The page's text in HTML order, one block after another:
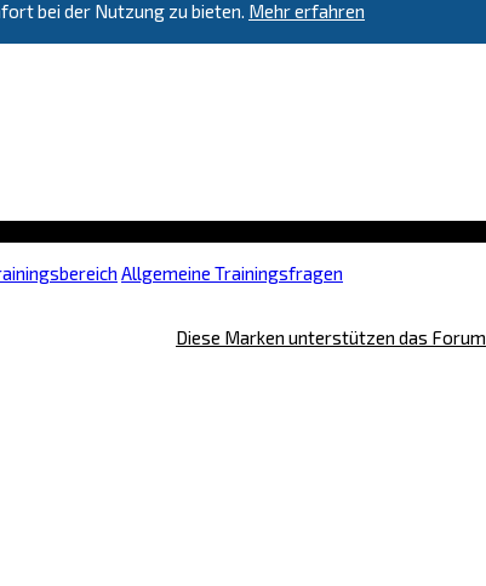
bei der Nutzung zu bieten. Mehr erfahren
Allgemeine Trainingsfragen
Diese Marken unterstützen das Forum